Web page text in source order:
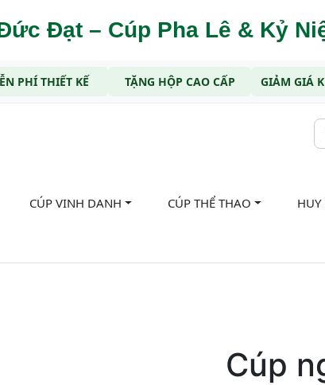
Đạt – Cúp Pha Lê & Kỷ
PHÍ THIẾT KẾ TẶNG HỘP CAO CẤP GIẢM GIÁ
CÚP VINH DANH CÚP THỂ THAO
Cúp